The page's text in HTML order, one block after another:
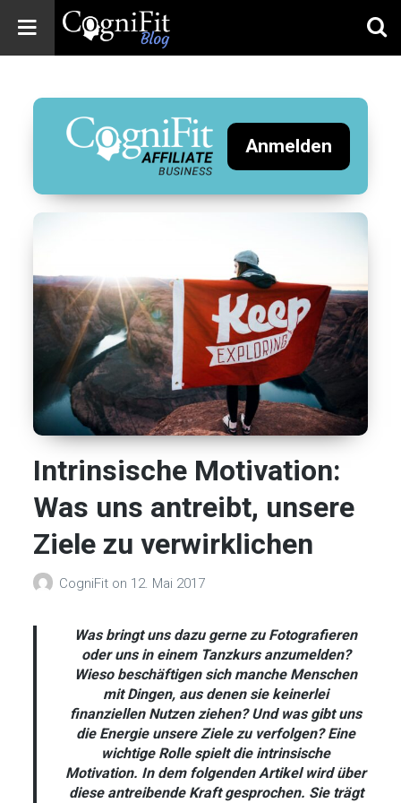
Blog: Brain
Health
News
Brain Training,
Mental Health, and
Wellness
Anmelden
Intrinsische Motivation:
Was uns antreibt, unsere
Ziele zu verwirklichen
CogniFit on 12. Mai 2017
Was bringt uns dazu gerne zu Fotografieren
oder uns in einem Tanzkurs anzumelden?
Wieso beschäftigen sich manche Menschen
mit Dingen, aus denen sie keinerlei
finanziellen Nutzen ziehen? Und was gibt uns
die Energie unsere Ziele zu verfolgen? Eine
wichtige Rolle spielt die intrinsische
Motivation. In dem folgenden Artikel wird über
diese antreibende Kraft gesprochen. Sie trägt